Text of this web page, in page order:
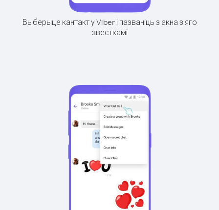
Выберыце кантакт у Viber і пазваніць з акна з яго
звесткамі